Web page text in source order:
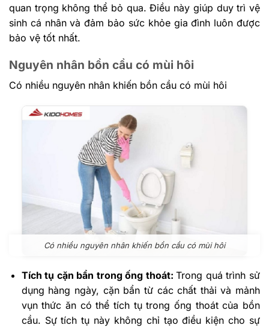
quan trọng không thể bỏ qua. Điều này giúp duy trì vệ
sinh cá nhân và đảm bảo sức khỏe gia đình luôn được
bảo vệ tốt nhất.
Nguyên nhân bồn cầu có mùi hôi
Có nhiều nguyên nhân khiến bồn cầu có mùi hôi
Có nhiều nguyên nhân khiến bồn cầu có mùi hôi
Tích tụ cặn bẩn trong ống thoát:Trong quá trình sử
dụng hàng ngày, cặn bẩn từ các chất thải và mảnh
vụn thức ăn có thể tích tụ trong ống thoát của bồn
cầu. Sự tích tụ này không chỉ tạo điều kiện cho sự